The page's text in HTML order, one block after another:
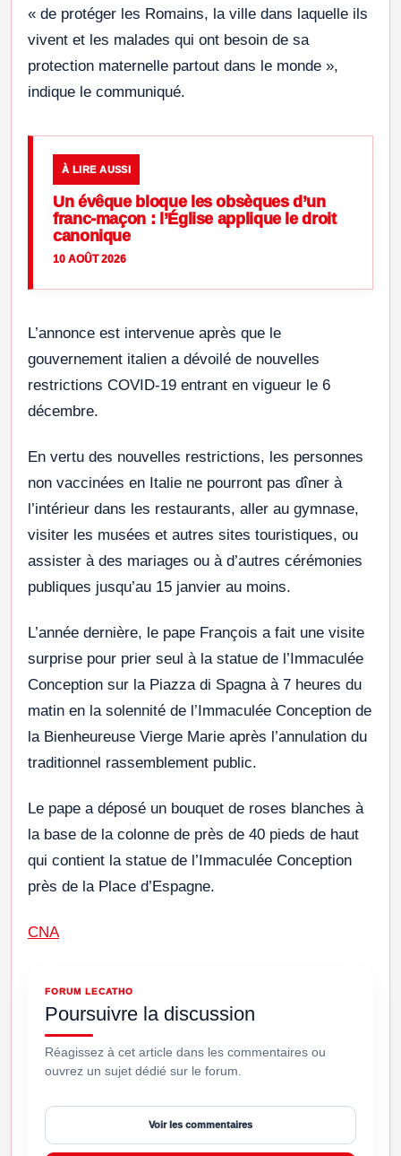
« de protéger les Romains, la ville dans laquelle ils
vivent et les malades qui ont besoin de sa
protection maternelle partout dans le monde »,
indique le communiqué.
À LIRE AUSSI
Un évêque bloque les obsèques d’un
franc-maçon : l’Église applique le droit
canonique
10 AOÛT 2026
L’annonce est intervenue après que le
gouvernement italien a dévoilé de nouvelles
restrictions COVID-19 entrant en vigueur le 6
décembre.
En vertu des nouvelles restrictions, les personnes
non vaccinées en Italie ne pourront pas dîner à
l’intérieur dans les restaurants, aller au gymnase,
visiter les musées et autres sites touristiques, ou
assister à des mariages ou à d’autres cérémonies
publiques jusqu’au 15 janvier au moins.
L’année dernière, le pape François a fait une visite
surprise pour prier seul à la statue de l’Immaculée
Conception sur la Piazza di Spagna à 7 heures du
matin en la solennité de l’Immaculée Conception de
la Bienheureuse Vierge Marie après l’annulation du
traditionnel rassemblement public.
Le pape a déposé un bouquet de roses blanches à
la base de la colonne de près de 40 pieds de haut
qui contient la statue de l’Immaculée Conception
près de la Place d’Espagne.
CNA
FORUM LECATHO
Poursuivre la discussion
Réagissez à cet article dans les commentaires ou
ouvrez un sujet dédié sur le forum.
Voir les commentaires